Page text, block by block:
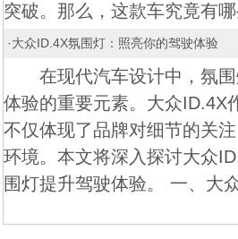
突破。那么，这款车究竟有
·大众ID.4X氛围灯：照亮你的驾驶体验
在现代汽车设计中，氛围
体验的重要元素。大众ID.4X
不仅体现了品牌对细节的关
环境。本文将深入探讨大众
围灯提升驾驶体验。 一、大